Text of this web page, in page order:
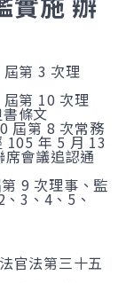
第 3 次理
第 10 次理
條文
屆第 8 次常務
105 年 5 月 13
會議追認通
9 次理事、監
3、4、5、
官法第三十五